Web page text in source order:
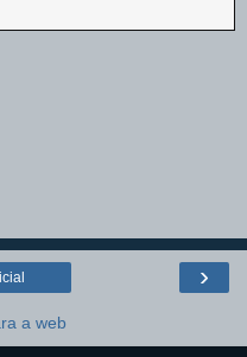
›
a web